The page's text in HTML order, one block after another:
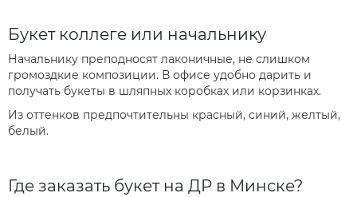
Букет коллеге или начальнику
Начальнику преподносят лаконичные, не слишком
громоздкие композиции. В офисе удобно дарить и
получать букеты в шляпных коробках или корзинках.
Из оттенков предпочтительны красный, синий, желтый,
белый.
Где заказать букет на ДР в Минске?